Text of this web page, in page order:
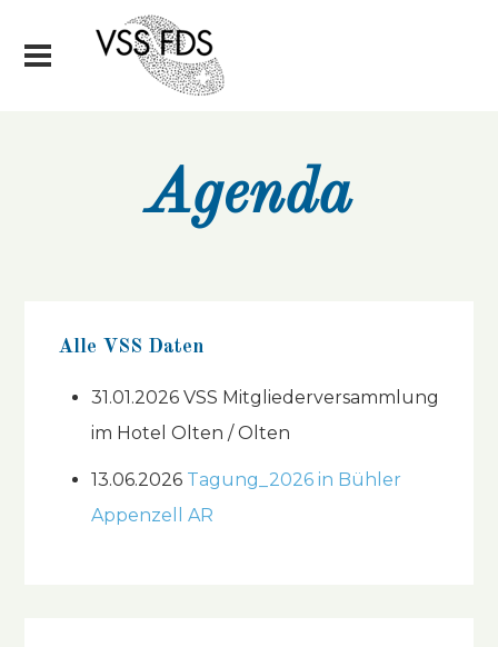
Agenda
Alle VSS Daten
31.01.2026 VSS Mitgliederversammlung
im Hotel Olten / Olten
13.06.2026 Tagung_2026 in Bühler
Appenzell AR